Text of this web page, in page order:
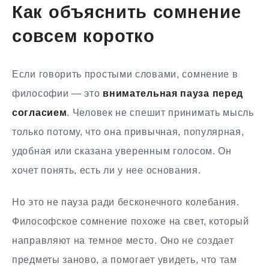
Как объяснить сомнение
совсем коротко
Если говорить простыми словами, сомнение в
философии — это внимательная пауза перед
согласием. Человек не спешит принимать мысль
только потому, что она привычная, популярная,
удобная или сказана уверенным голосом. Он
хочет понять, есть ли у нее основания.
Но это не пауза ради бесконечного колебания.
Философское сомнение похоже на свет, который
направляют на темное место. Оно не создает
предметы заново, а помогает увидеть, что там